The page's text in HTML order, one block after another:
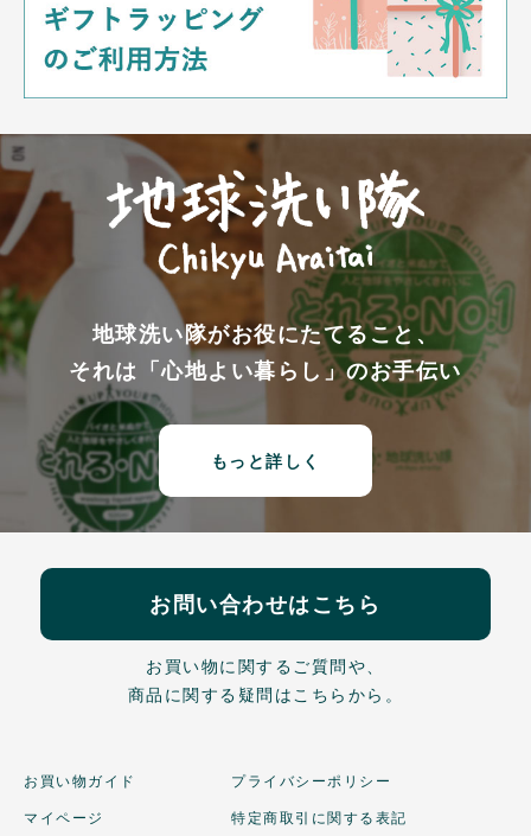
地球洗い隊がお役にたてること、
それは「心地よい暮らし」のお手伝い
もっと詳しく
お問い合わせはこちら
お買い物に関するご質問や、
商品に関する疑問はこちらから。
お買い物ガイド
マイページ
プライバシーポリシー
特定商取引に関する表記